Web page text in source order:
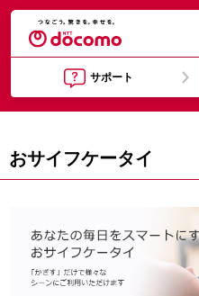
サポート
おサイフケータイ